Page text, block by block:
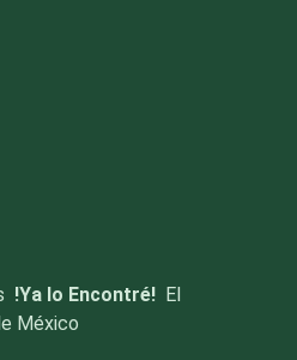
!Ya lo Encontré! El
México